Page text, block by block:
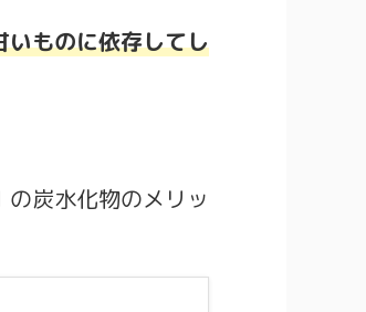
いものに依存してし
炭水化物のメリッ